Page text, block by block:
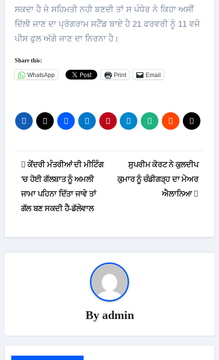
ਸਕਦਾ ਹੈ ਜੇ ਸਹਿਮਤੀ ਨਹੀ ਬਣਦੀ ਤਾਂ ਸ ਪੰਧੇਰ ਨੇ ਕਿਹਾ ਅਸੀਂ
ਦਿੱਲੀ ਜਾਣ ਦਾ ਪ੍ਰੋਗਰਾਮ ਸਟੈਂਡ ਬਾਏ ਹੈ 21 ਫਰਵਰੀ ਨੂੰ 11 ਵਜੇ
ਪੀਸ ਫੁਲ ਅੱਗੇ ਜਾਣ ਦਾ ਨਿਰਨਾ ਹੈ।
Share this:
WhatsApp Print Email
Post
navigation
ਕੇਂਦਰੀ ਮੰਤਰੀਆਂ ਦੀ ਮੀਟਿੰਗ
‘ਚ ਹੋਈ ਗੱਲਬਾਤ ਨੂੰ ਅਮਲੀ
ਜਾਮਾ ਪਹਿਨਾ ਦਿੱਤਾ ਜਾਵੇ ਤਾਂ
ਗੱਲ ਬਣ ਸਕਦੀ ਹੈ-ਡੱਲੇਵਾਲ
ਸੁਪਰੀਮ ਕੋਰਟ ਨੇ ਕੁਲਦੀਪ
ਕੁਮਾਰ ਨੂੰ ਚੰਡੀਗੜ੍ਹ ਦਾ ਮੇਅਰ
ਐਲਾਨਿਆ
By admin